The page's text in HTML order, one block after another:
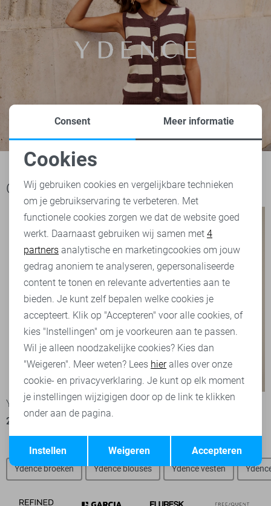
Ook het bekijken waard
-50%
Ydence T-shirt
29,95
-50%
LolaLiza T-shirt
Ydence broeken Ydence blouses Ydence vesten
Noodzakelijke cookies
Personalisatie cookies
Analytische cookies
Marketing cookies
Terug Opslaan
Consent Meer informatie
Cookies
Wij gebruiken cookies en vergelijkbare technieken
om je gebruikservaring te verbeteren. Met
functionele cookies zorgen we dat de website goed
werkt. Daarnaast gebruiken wij samen met 4
partners analytische en marketingcookies om jouw
gedrag anoniem te analyseren, gepersonaliseerde
content te tonen en relevante advertenties aan te
bieden. Je kunt zelf bepalen welke cookies je
accepteert. Klik op "Accepteren" voor alle cookies, of
kies "Instellingen" om je voorkeuren aan te passen.
Wil je alleen noodzakelijke cookies? Kies dan
"Weigeren". Meer weten? Lees hieralles over onze
cookie- en privacyverklaring. Je kunt op elk moment
je instellingen wijzigigen door op de link te klikken
onder aan de pagina.
Accepteren
Weigeren
Instellen